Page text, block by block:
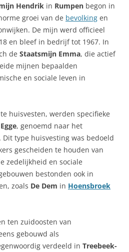
Hendrik in Rumpen begon in
groei van de bevolking en
De mijn werd officieel
en bleef in bedrijf tot 1967. In
de Staatsmijn Emma, die actief
mijnen bepaalden
en sociale leven in
huisvesten, werden specifieke
Egge, genoemd naar het
. Dit type huisvesting was bedoeld
gescheiden te houden van
zedelijkheid en sociale
bestonden ook in
zoals De Dem in Hoensbroek
ten zuidoosten van
gebouwd als
verdeeld in Treebeek-